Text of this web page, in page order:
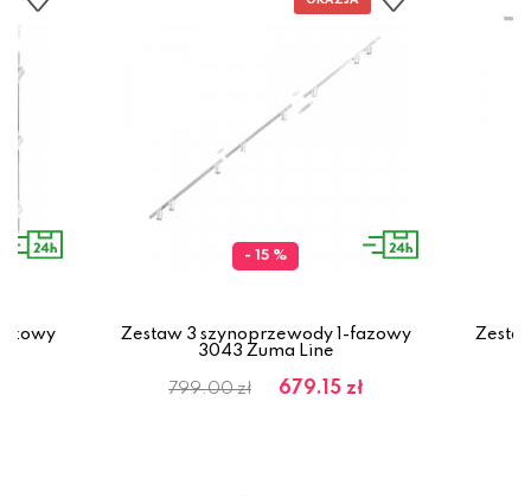
- 15 %
Zestaw 3 szynoprzewody 1-fazowy
3043 Zuma Line
799.00 zł 679.15 zł